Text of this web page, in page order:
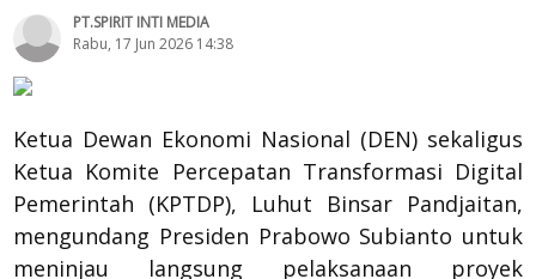
PT.SPIRIT INTI MEDIA
Rabu, 17 Jun 2026 14:38
Ketua Dewan Ekonomi Nasional (DEN) sekaligus
Ketua Komite Percepatan Transformasi Digital
Pemerintah (KPTDP), Luhut Binsar Pandjaitan,
mengundang Presiden Prabowo Subianto untuk
meninjau langsung pelaksanaan proyek